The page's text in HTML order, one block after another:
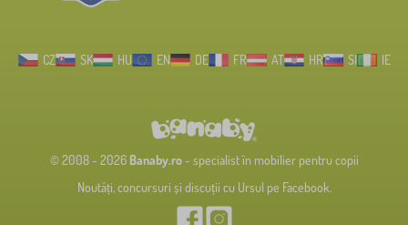
CZ SK HU EN DE FR AT HR SI IE
© 2008 - 2026 Banaby.ro- specialist în mobilier pentru copii
Noutăți, concursuri și discuții cu Ursul pe Facebook.